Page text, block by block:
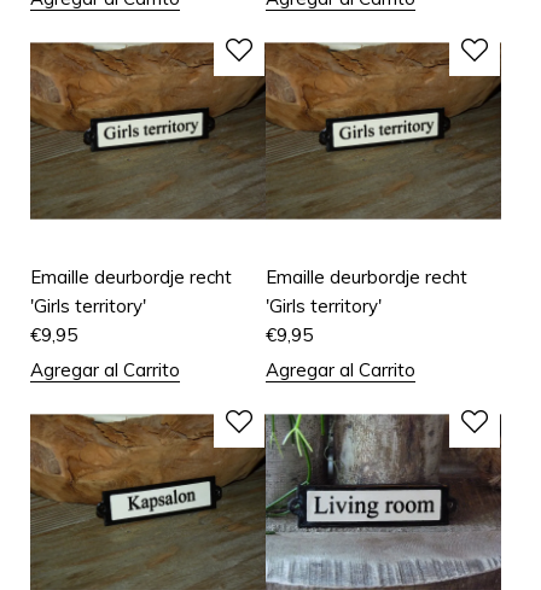
Emaille deurbordje recht
'Girls territory'
€9,95
Agregar al Carrito
Emaille deurbordje recht
'Girls territory'
€9,95
Agregar al Carrito